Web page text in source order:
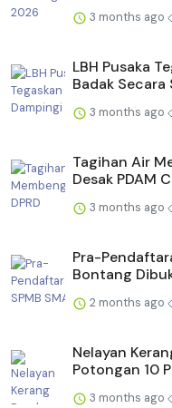
3 months ago
LBH Pusaka
Badak Secara
3 months ago
Tagihan Air
Desak PDAM
3 months ago
Pra-
Bontang
2 months ago
Nelayan
Potongan 10
3 months ago